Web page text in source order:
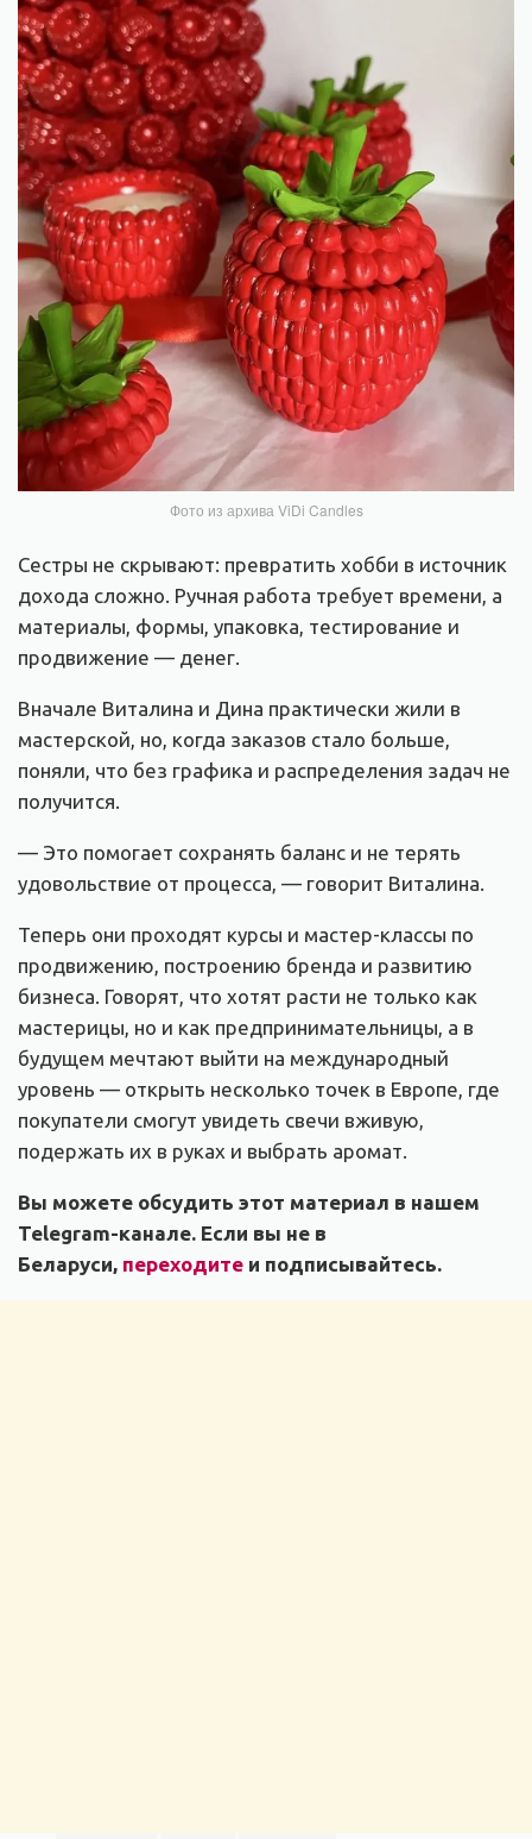
Фото из архива ViDi Candles
Сестры не скрывают: превратить хобби в источник
дохода сложно. Ручная работа требует времени, а
материалы, формы, упаковка, тестирование и
продвижение — денег.
Вначале Виталина и Дина практически жили в
мастерской, но, когда заказов стало больше,
поняли, что без графика и распределения задач не
получится.
— Это помогает сохранять баланс и не терять
удовольствие от процесса, — говорит Виталина.
Теперь они проходят курсы и мастер-классы по
продвижению, построению бренда и развитию
бизнеса. Говорят, что хотят расти не только как
мастерицы, но и как предпринимательницы, а в
будущем мечтают выйти на международный
уровень — открыть несколько точек в Европе, где
покупатели смогут увидеть свечи вживую,
подержать их в руках и выбрать аромат.
Вы можете обсудить этот материал в нашем
Telegram-канале. Если вы не в
Беларуси, переходите и подписывайтесь.